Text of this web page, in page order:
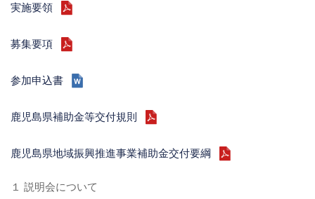
実施要領
募集要項
参加申込書
鹿児島県補助金等交付規則
鹿児島県地域振興推進事業補助金交付要綱
１ 説明会について